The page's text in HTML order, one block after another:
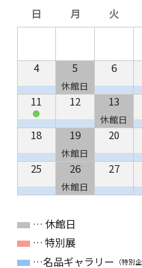
日 月 火
4 5
休館日
6
11 12 13
休館日
18 19
休館日
20
25 26
休館日
27
… 休館日
… 特別展
…名品ギャラリー
（特別